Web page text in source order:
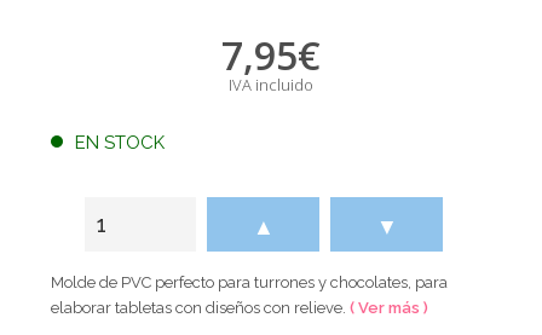
7,95€
IVA incluido
EN STOCK
▲ ▼
Molde de PVC perfecto para turrones y chocolates, para
elaborar tabletas con diseños con relieve.( Ver más )